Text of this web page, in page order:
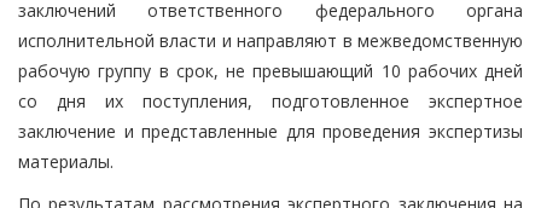
заключений ответственного федерального органа
исполнительной власти и направляют в межведомственную
рабочую группу в срок, не превышающий 10 рабочих дней
со дня их поступления, подготовленное экспертное
заключение и представленные для проведения экспертизы
материалы.